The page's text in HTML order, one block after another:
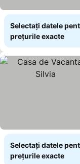
Selectați datele
prețurile exacte
Selectați datele
prețurile exacte